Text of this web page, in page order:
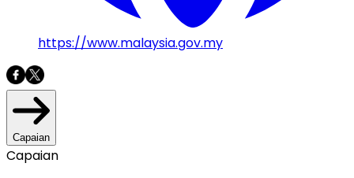
https://www.malaysia.gov.my
Capaian
Capaian